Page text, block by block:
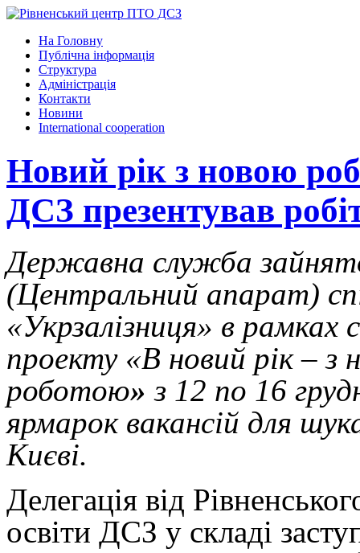
На Головну
Публічна інформація
Структура
Адміністрація
Контакти
Новини
International cooperation
Новий рік з новою
ДСЗ презентував
Державна служба
(Центральний апарат)
«Укрзалізниця» в рамках
проекту «В новий рік – з
роботою»з 12 по 16
ярмарок вакансій для
Києві.
Делегація від
освіти ДСЗ у складі